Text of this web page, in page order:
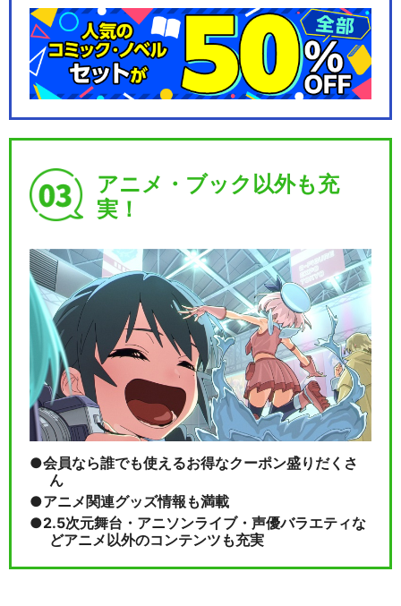
アニメ・ブック以外も充
実！
会員なら誰でも使えるお得なクーポン盛りだくさ
ん
アニメ関連グッズ情報も満載
2.5次元舞台・アニソンライブ・声優バラエティな
どアニメ以外のコンテンツも充実